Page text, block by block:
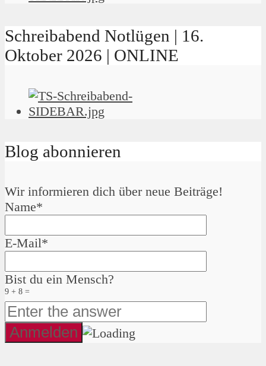
Schreibabend Notlügen | 16.
Oktober 2026 | ONLINE
Blog abonnieren
Wir informieren dich über neue Beiträge!
Name*
E-Mail*
Bist du ein Mensch?
9 + 8 =